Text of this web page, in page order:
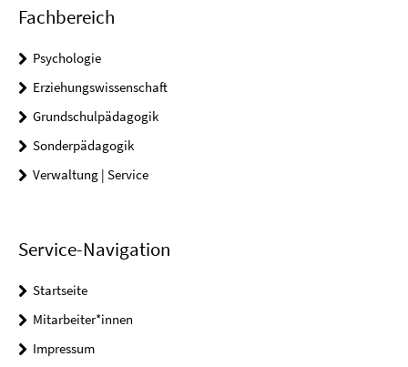
Fachbereich
Psychologie
Erziehungswissenschaft
Grundschulpädagogik
Sonderpädagogik
Verwaltung | Service
Service-Navigation
Startseite
Mitarbeiter*innen
Impressum